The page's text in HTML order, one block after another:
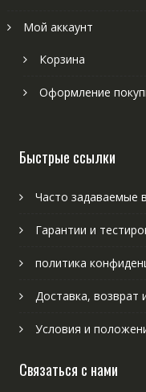
Мой аккаунт
Корзина
Оформление
Быстрые ссылки
Часто задаваемые
Гарантии и
политика
Доставка, возврат
Условия и
Связаться с нами